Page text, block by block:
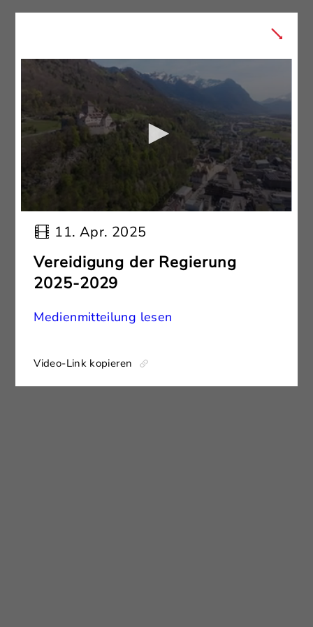
11. Apr. 2025
Vereidigung der Regierung
2025-2029
Medienmitteilung lesen
Video-Link kopieren